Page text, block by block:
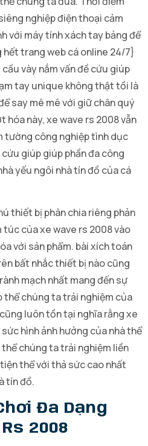
nghiệp điện thoại cảm
với máy tính xách tay bảng để
trang web cá online 24/7}
vày nắm vấn đề cứu giúp
tay unique không thật tồi là
say mê mê với giữ chân quý
hóa này, xe wave rs 2008 vẫn
tường công nghiệp tình dục
giúp giúp phần đa công
yếu ngôi nhà tín đồ của cá
thiết bị phân chia riêng phản
túc của xe wave rs 2008 vào
với sản phẩm. bài xích toán
bất nhắc thiết bị nào cũng
mạch nhất mang đến sự
chúng ta trải nghiệm của
luôn tồn tại nghĩa rằng xe
hình ảnh hưởng của nhà thể
chúng ta trải nghiệm liền
thể với thả sức cao nhất
tín đồ.
Đa Dạng
2008